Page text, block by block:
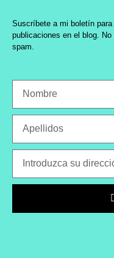
Suscríbete a mi boletín
publicaciones en el blog.
spam.